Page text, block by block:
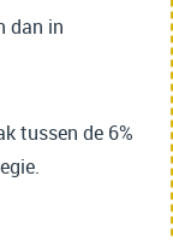
dan in
tussen de 6%